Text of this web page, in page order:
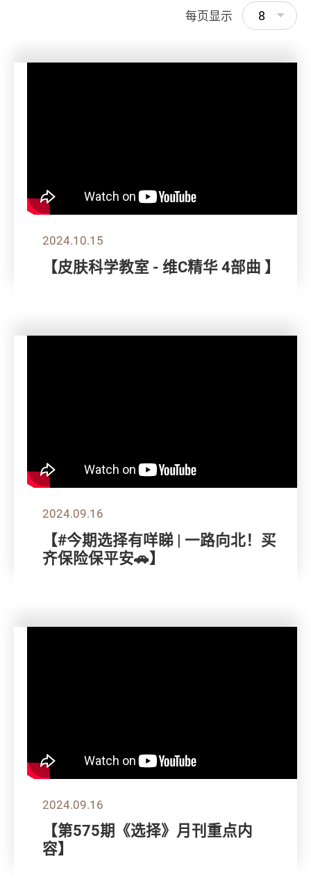
每页显示 8
2024.10.15
【皮肤科学教室 - 维C精华 4部曲 】
2024.09.16
【#今期选择有咩睇 | 一路向北！买
齐保险保平安🚗】
2024.09.16
【第575期《选择》月刊重点内
容】